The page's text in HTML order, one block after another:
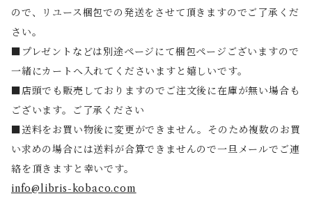
ので、リユース梱包での発送をさせて頂きますのでご了承くだ
さい。
■プレゼントなどは別途ページにて梱包ページございますので
一緒にカートへ入れてくださいますと嬉しいです。
■店頭でも販売しておりますのでご注文後に在庫が無い場合も
ございます。ご了承ください
■送料をお買い物後に変更ができません。そのため複数のお買
い求めの場合には送料が合算できませんので一旦メールでご連
絡を頂きますと幸いです。
info@libris-kobaco.com